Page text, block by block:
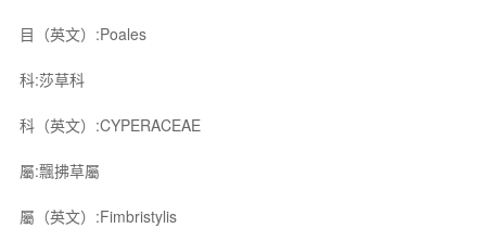
目（英文）:Poales
科:莎草科
科（英文）:CYPERACEAE
屬:飄拂草屬
屬（英文）:Fimbristylis